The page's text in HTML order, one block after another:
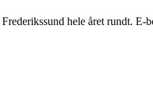
hele året rundt.